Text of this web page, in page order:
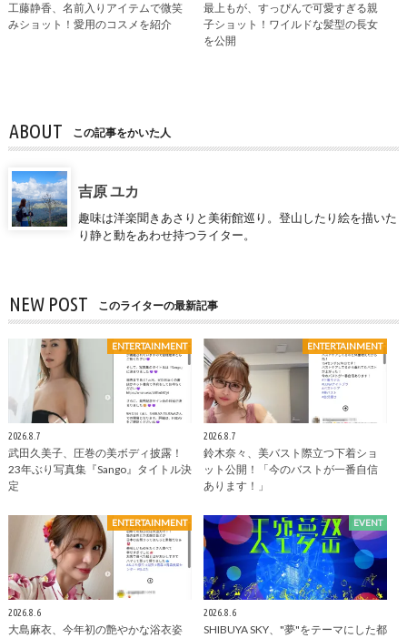
工藤静香、名前入りアイテムで微笑
みショット！愛用のコスメを紹介
最上もが、すっぴんで可愛すぎる親
子ショット！ワイルドな髪型の長女
を公開
ABOUT この記事をかいた人
吉原 ユカ
趣味は洋楽聞きあさりと美術館巡り。登山したり絵を描いた
り静と動をあわせ持つライター。
NEW POST このライターの最新記事
ENTERTAINMENT
2026.8.7
武田久美子、圧巻の美ボディ披露！
23年ぶり写真集『Sango』タイトル決
定
ENTERTAINMENT
2026.8.7
鈴木奈々、美バスト際立つ下着ショ
ット公開！「今のバストが一番自信
あります！」
ENTERTAINMENT
2026.8.6
大島麻衣、今年初の艶やかな浴衣姿
EVENT
2026.8.6
SHIBUYA SKY、"夢"をテーマにした都